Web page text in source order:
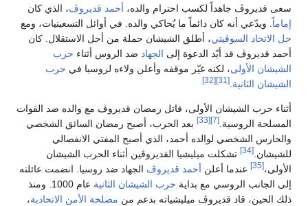
سعى قديروڤ جاهداً لكسب احترام والده، أحمد قديروڤ، الذي كان
إماماً . ويدّعي أنه كان دائماً ما يُحاكي والده. في أوائل التسعينيات، ومع
حل الاتحاد السوڤيتي، أطلق الشيشان حملة من أجل الاستقلال. كان
أحمد قديروڤ قد أيّد الدعوة إلى الجهاد ضد الروس أثناء حرب
الشيشان الأولى، لكنه غيّر موقفه وأعلن ولاءه لروسيا في حرب
الشيشان الثانية [31]
[32]
أثناء حرب الشيشان الأولى، قاتل رمضان قديروڤ مع والده ضد القوات
المسلحة الروسية. [7]
[33]
بعد الحرب، أصبح رمضان السائق الشخصي
والحارس الشخصي لوالده أحمد، الذي أصبح المفتي الانفصالي
للشيشان. [34]
تشكلت ميليشيا القديروڤين أثناء الحرب الشيشان
الأولى،[35] عندما أعلن أحمد قديروڤ الجهاد ضد روسيا. انضمت عائلته
إلى الجانب الروسي مع بداية حرب الشيشان الثانية
عام 1000. ومنذ
ذلك الحين، قاد قديروڤ ميليشياته بدعم من مصلحة الأمن الاتحادية،